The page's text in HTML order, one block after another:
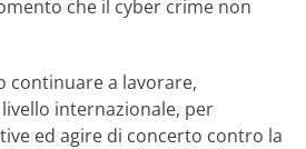
che il cyber crime non
continuare a lavorare,
internazionale, per
ed agire di concerto contro la